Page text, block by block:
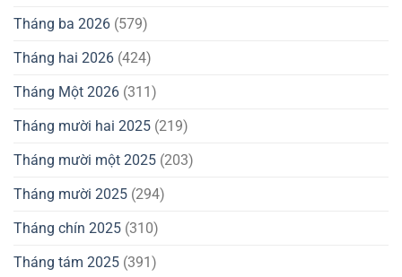
Tháng ba 2026 (579)
Tháng hai 2026 (424)
Tháng Một 2026 (311)
Tháng mười hai 2025 (219)
Tháng mười một 2025 (203)
Tháng mười 2025 (294)
Tháng chín 2025 (310)
Tháng tám 2025 (391)